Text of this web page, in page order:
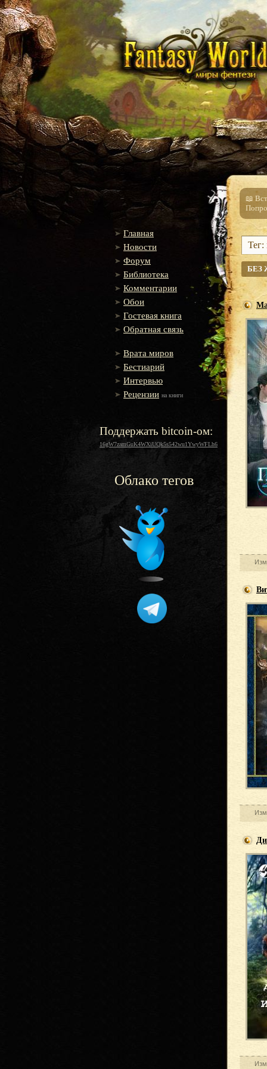
Главная
Новости
Форум
Библиотека
Комментарии
Обои
Гостевая книга
Обратная связь
Врата миров
Бестиарий
Интервью
Рецензии на книги
Поддержать bitcoin-ом:
16gW7zamGuK4WXiUQk5s542wu1YwyWFLh6
Облако тегов
📖
Тег:
БЕЗ